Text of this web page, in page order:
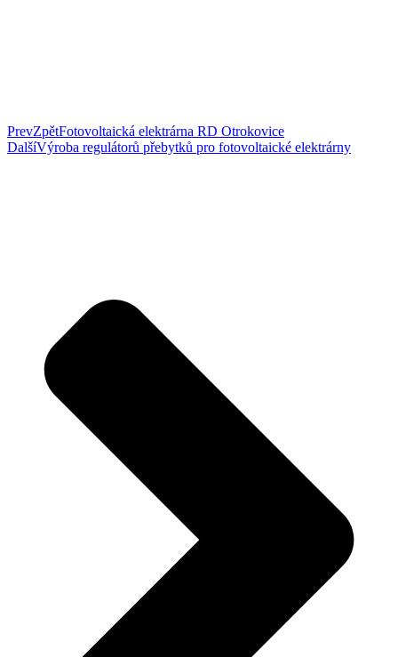
PrevZpětFotovoltaická elektrárna RD Otrokovice
DalšíVýroba regulátorů přebytků pro fotovoltaické elektrárny